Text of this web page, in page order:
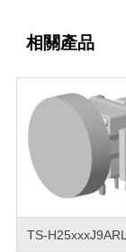
相關產品
TS-